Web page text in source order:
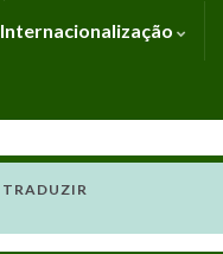
Internacionalização
TRADUZIR